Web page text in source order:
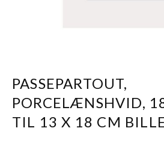
PASSEPARTOUT,
PORCELÆNSHVID,
TIL 13 X 18 CM